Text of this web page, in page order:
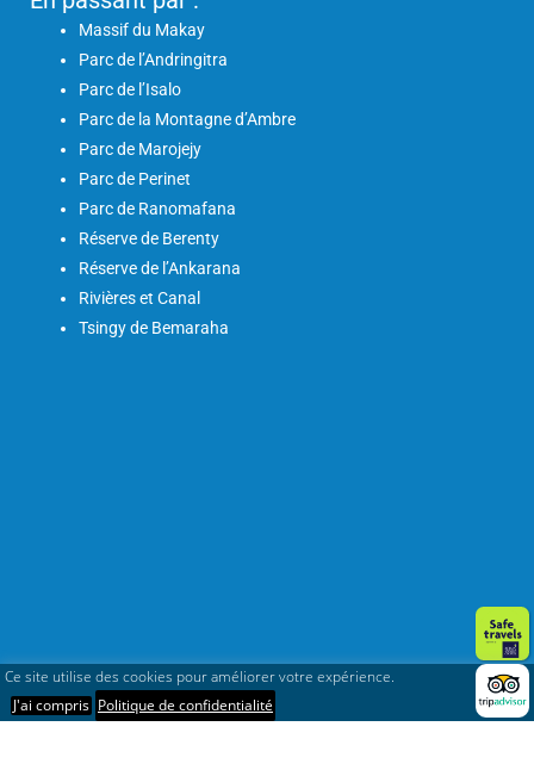
Massif du Makay
Parc de l’Andringitra
Parc de l’Isalo
Parc de la Montagne d’Ambre
Parc de Marojejy
Parc de Perinet
Parc de Ranomafana
Réserve de Berenty
Réserve de l’Ankarana
Rivières et Canal
Tsingy de Bemaraha
Ce site utilise des cookies pour améliorer votre expérience.
J'ai compris Politique de confidentialité